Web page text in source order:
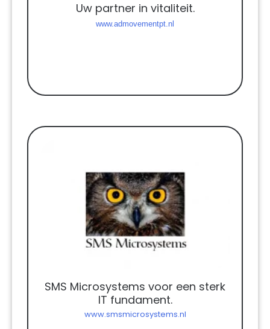
Uw partner in vitaliteit.
www.admovementpt.nl
SMS Microsystems voor een sterk
IT fundament.
www.smsmicrosystems.nl